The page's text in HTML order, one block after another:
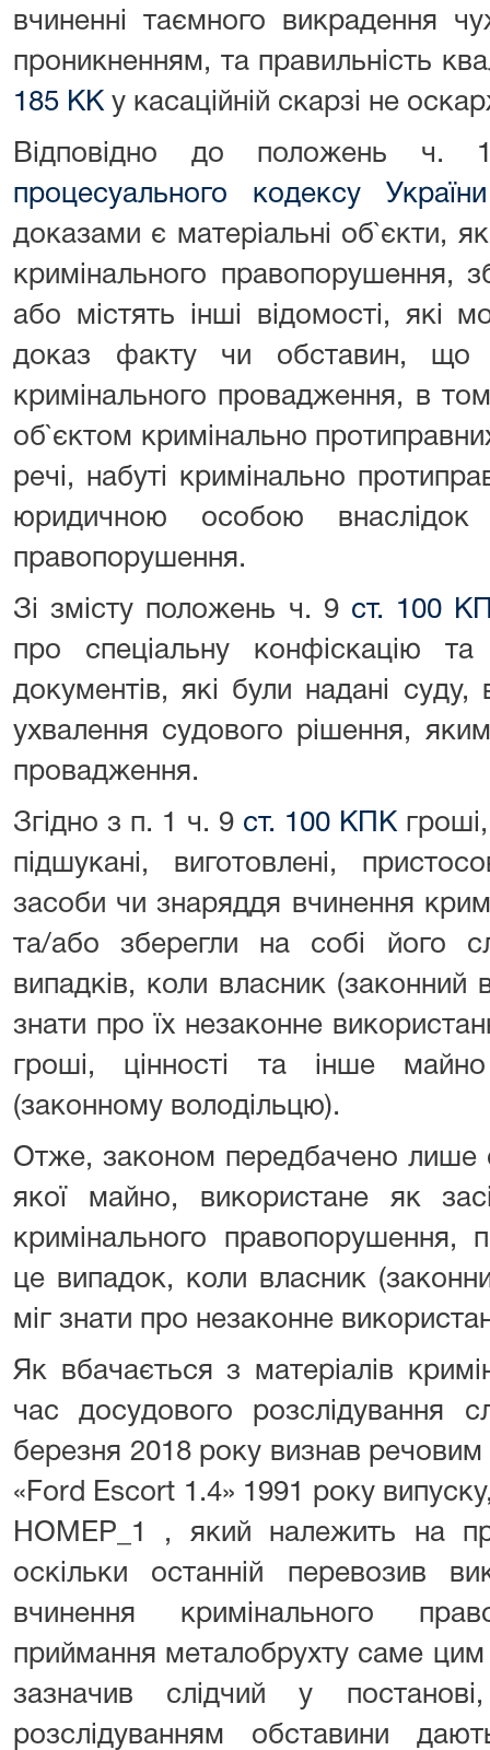
вчиненні таємного викрадення
проникненням, та правильність
185 ККу касаційній скарзі не
Відповідно до положень
процесуального кодексу України
доказами є матеріальні об`єкти,
кримінального правопорушення,
або містять інші відомості, які
доказ факту чи обставин, що
кримінального провадження, в
об`єктом кримінально
речі, набуті кримінально
юридичною особою внаслідок
правопорушення.
Зі змісту положень ч. 9 ст. 100
про спеціальну конфіскацію
документів, які були надані
ухвалення судового рішення,
провадження.
Згідно з п. 1 ч. 9 ст. 100 КПКгроші,
підшукані, виготовлені,
засоби чи знаряддя вчинення
та/або зберегли на собі його
випадків, коли власник (законний
знати про їх незаконне
гроші, цінності та інше
(законному володільцю).
Отже, законом передбачено лише
якої майно, використане як
кримінального правопорушення,
це випадок, коли власник
міг знати про незаконне
Як вбачається з матеріалів
час досудового розслідування
березня 2018 року визнав
«Ford Escort 1.4» 1991 року
НОМЕР_1 , який належить на
оскільки останній перевозив
вчинення кримінального
приймання металобрухту саме
зазначив слідчий у
розслідуванням обставини